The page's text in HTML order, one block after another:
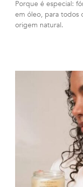
Porque é especial:
em óleo, para todos
origem natural.